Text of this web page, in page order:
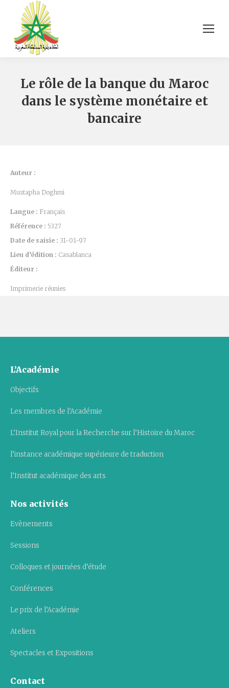
Le rôle de la banque du Maroc
dans le système monétaire et
bancaire
Auteur :
Mustapha Doghmi
Langue : Français
Référence : 5327
Date de saisie : 31-01-97
Lieu d’édition : Casablanca
Éditeur :
Imprimerie réunies
L’Académie
Objectifs
Les membres de l’Académie
L’Institut Royal pour la Recherche sur l’Histoire du Maroc
l’instance académique supérieure de traduction
l’Institut académique des arts
Nos activités
Evènements
Sessions
Colloques et journées d’étude
Conférences
Le prix de l’Académie
Ateliers
Spectacles et Expositions
Contact